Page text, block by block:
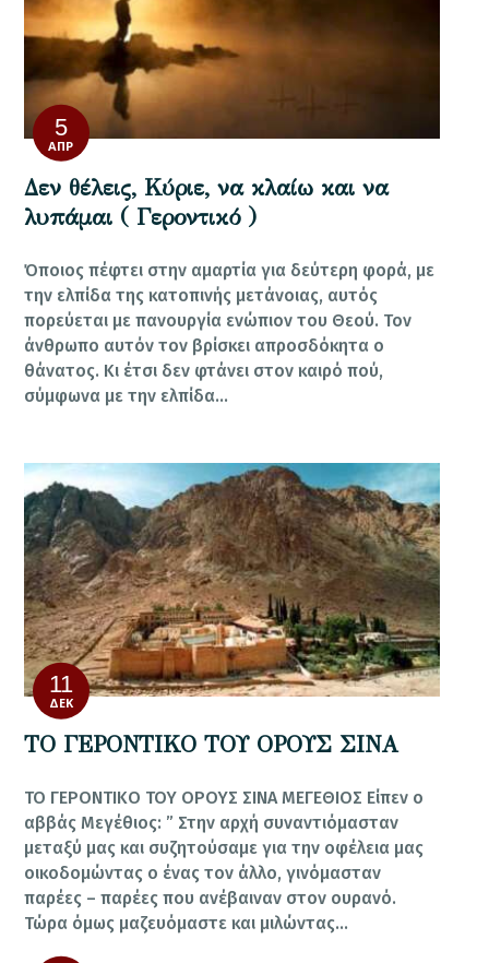
5
ΑΠΡ
Δεν θέλεις, Κύριε, να κλαίω και να
λυπάμαι ( Γεροντικό )
Όποιος πέφτει στην αμαρτία για δεύτερη φορά, με
την ελπίδα της κατοπινής μετάνοιας, αυτός
πορεύεται με πανουργία ενώπιον του Θεού. Τον
άνθρωπο αυτόν τον βρίσκει απροσδόκητα ο
θάνατος. Κι έτσι δεν φτάνει στον καιρό πού,
σύμφωνα με την ελπίδα…
11
ΔΕΚ
ΤΟ ΓΕΡΟΝΤΙΚΟ ΤΟΥ ΟΡΟΥΣ ΣΙΝΑ
ΤΟ ΓΕΡΟΝΤΙΚΟ ΤΟΥ ΟΡΟΥΣ ΣΙΝΑ ΜΕΓΕΘΙΟΣ Είπεν ο
αββάς Μεγέθιος: ” Στην αρχή συναντιόμασταν
μεταξύ μας και συζητούσαμε για την οφέλεια μας
οικοδομώντας ο ένας τον άλλο, γινόμασταν
παρέες – παρέες που ανέβαιναν στον ουρανό.
Τώρα όμως μαζευόμαστε και μιλώντας…